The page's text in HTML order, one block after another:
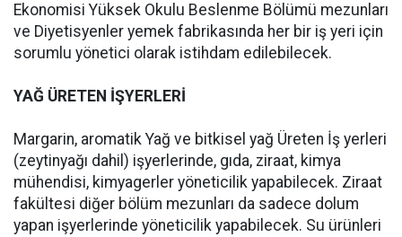
Ekonomisi Yüksek Okulu Beslenme Bölümü mezunları
ve Diyetisyenler yemek fabrikasında her bir iş yeri için
sorumlu yönetici olarak istihdam edilebilecek.
YAĞ ÜRETEN İŞYERLERİ
Margarin, aromatik Yağ ve bitkisel yağ Üreten İş yerleri
(zeytinyağı dahil) işyerlerinde, gıda, ziraat, kimya
mühendisi, kimyagerler yöneticilik yapabilecek. Ziraat
fakültesi diğer bölüm mezunları da sadece dolum
yapan işyerlerinde yöneticilik yapabilecek. Su ürünleri